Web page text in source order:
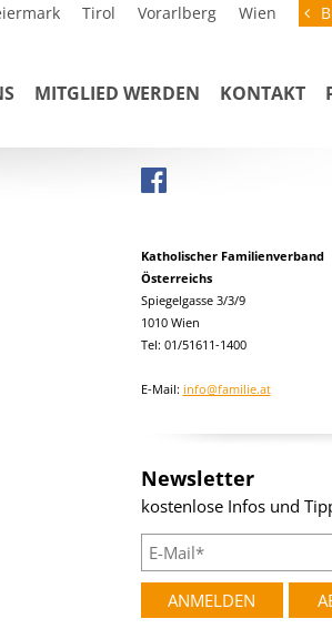
Tirol Vorarlberg Wien
MITGLIED WERDEN KONTAKT
Katholischer Familienverband
Österreichs
Spiegelgasse 3/3/9
1010 Wien
Tel: 01/51611-1400
E-Mail: info@familie.at
Newsletter
kostenlose Infos und